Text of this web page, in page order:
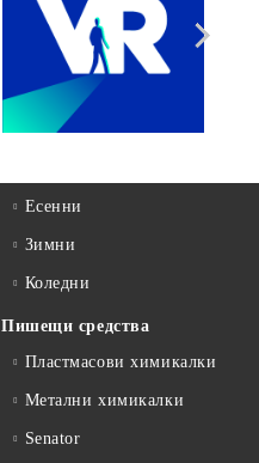
Есенни
Зимни
Коледни
Пишещи средства
Пластмасови химикалки
Метални химикалки
Senator